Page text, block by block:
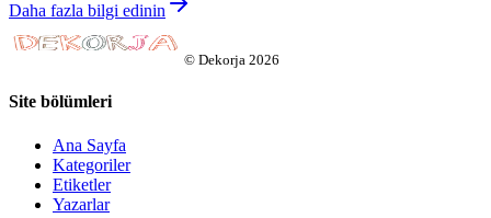
Daha fazla bilgi edinin
© Dekorja 2026
Site bölümleri
Ana Sayfa
Kategoriler
Etiketler
Yazarlar